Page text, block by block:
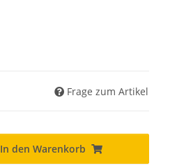
Frage zum Artikel
In den Warenkorb